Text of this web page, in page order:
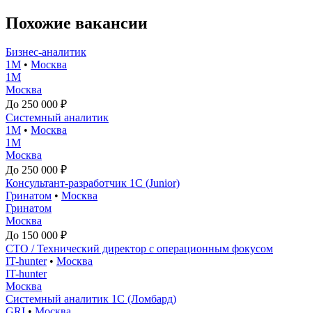
Похожие вакансии
Бизнес-аналитик
1М • Москва
1М
Москва
До 250 000 ₽
Системный аналитик
1М • Москва
1М
Москва
До 250 000 ₽
Консультант-разработчик 1С (Junior)
Гринатом • Москва
Гринатом
Москва
До 150 000 ₽
CTO / Технический директор с операционным фокусом
IT-hunter• Москва
IT-hunter
Москва
Системный аналитик 1С (Ломбард)